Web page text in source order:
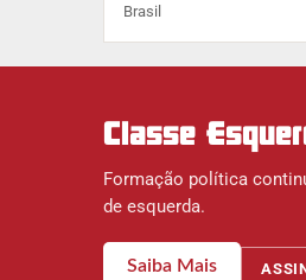
Brasil
Classe
Formação política
de esquerda.
Saiba Mais